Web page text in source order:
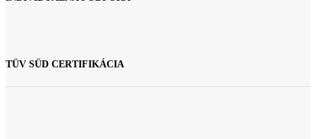
TÜV SÜD CERTIFIKÁCIA